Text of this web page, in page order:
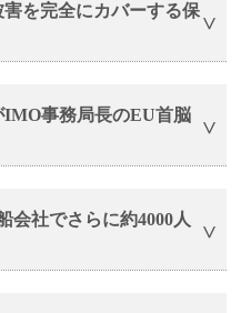
を完全にカバーする保
事務局長のEU首脳
会社でさらに約4000人